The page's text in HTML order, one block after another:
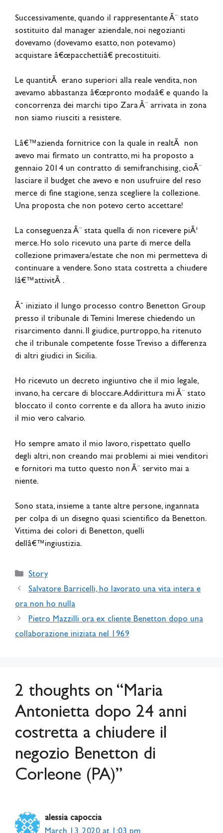
Successivamente, quando il rappresentante Ã¨ stato
sostituito dal manager aziendale, noi negozianti
dovevamo (dovevamo esatto, non potevamo)
acquistare â€œpacchettiâ€ precostituiti.
Le quantitÃ erano superiori alla reale vendita, non
avevamo abbastanza â€œpronto modaâ€ e quando la
concorrenza dei marchi tipo Zara Ã¨ arrivata in zona
non siamo riusciti a resistere.
Lâ€™azienda fornitrice con la quale in realtÃ non
avevo mai firmato un contratto, mi ha proposto a
gennaio 2014 un contratto di semifranchising, cioÃ¨
lasciare il budget che avevo e non usufruire del reso
merce di fine stagione, senza scegliere la collezione.
Una proposta che non potevo certo accettare!
La conseguenza Ã¨ stata quella di non ricevere piÃ¹
merce. Ho solo ricevuto una parte di merce della
collezione primavera/estate che non mi permetteva di
continuare a vendere. Sono stata costretta a chiudere
lâ€™attivitÃ .
Ãˆ iniziato il lungo processo contro Benetton Group
presso il tribunale di Temini Imerese chiedendo un
risarcimento danni. Il giudice, purtroppo, ha ritenuto
che il tribunale competente fosse Treviso a differenza
di altri giudici in Sicilia.
Ho ricevuto un decreto ingiuntivo che il mio legale,
invano, ha cercare di bloccare. Addirittura mi Ã¨ stato
bloccato il conto corrente e da allora ha avuto inizio
il mio vero calvario.
Ho sempre amato il mio lavoro, rispettato quello
degli altri, non creando mai problemi ai miei venditori
e fornitori ma tutto questo non Ã¨ servito mai a
niente.
Sono stata, insieme a tante altre persone, ingannata
per colpa di un disegno quasi scientifico da Benetton.
Vittima dei colori di Benetton, quelli
dellâ€™ingiustizia.
Categories
Story
Salvatore Barricelli, ho lavorato una vita intera e
ora non ho nulla
Pietro Mazzilli ora ex cliente Benetton dopo una
collaborazione iniziata nel 1969
2 thoughts on “Maria
Antonietta dopo 24 anni
costretta a chiudere il
negozio Benetton di
Corleone (PA)”
alessia capoccia